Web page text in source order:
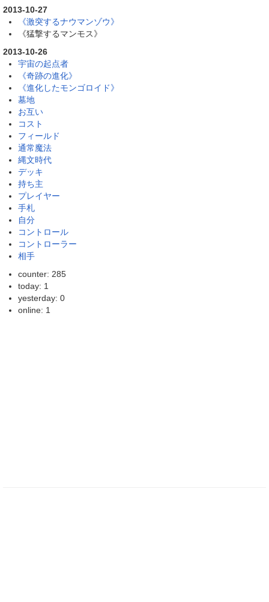
2013-10-27
《激突するナウマンゾウ》
《猛撃するマンモス》
2013-10-26
宇宙の起点者
《奇跡の進化》
《進化したモンゴロイド》
墓地
お互い
コスト
フィールド
通常魔法
縄文時代
デッキ
持ち主
プレイヤー
手札
自分
コントロール
コントローラー
相手
counter: 285
today: 1
yesterday: 0
online: 1